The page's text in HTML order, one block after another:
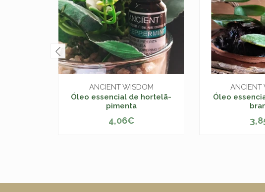
ANCIENT WISDOM
Óleo essencial de hortelã-
pimenta
+
4,06€
ANCIENT
Óleo